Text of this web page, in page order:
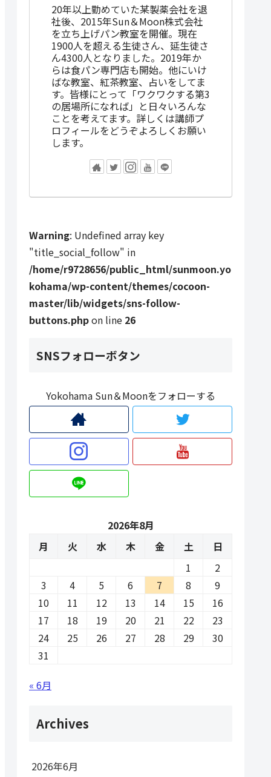
20年以上勤めていた某製薬会社を退
社後、2015年Sun＆Moon株式会社
を立ち上げパン教室を開催。現在
1900人を超える生徒さん、延生徒さ
ん4300人となりました。2019年か
らは食パン専門店も開始。他にいけ
ばな教室、紅茶教室、占いをしてま
す。皆様にとって「ワクワクする第3
の居場所になれば」と日々いろんな
ことを考えてます。詳しくは講師プ
ロフィールをどうぞよろしくお願い
します。
Warning: Undefined array key
"title_social_follow" in
/home/r9728656/public_html/sunmoon.yo
kohama/wp-content/themes/cocoon-
master/lib/widgets/sns-follow-
buttons.phpon line 26
SNSフォローボタン
Yokohama Sun＆Moonをフォローする
2026年8月
月
火 水 木 金 土
日
1
2
3
4 5 6 7 8
9
10
11 12 13 14 15
16
17
18 19 20 21 22
23
24
25 26 27 28 29
30
31
« 6月
Archives
2026年6月